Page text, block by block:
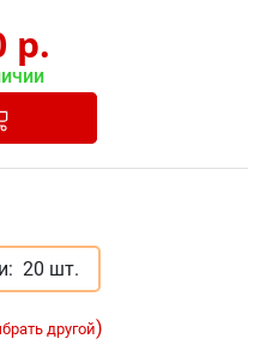
р.
в корзину
20 шт.
другой)